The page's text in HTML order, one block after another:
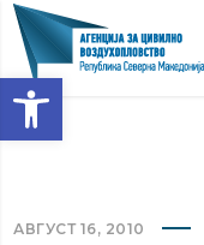
Open
АВГУСТ 16, 2010